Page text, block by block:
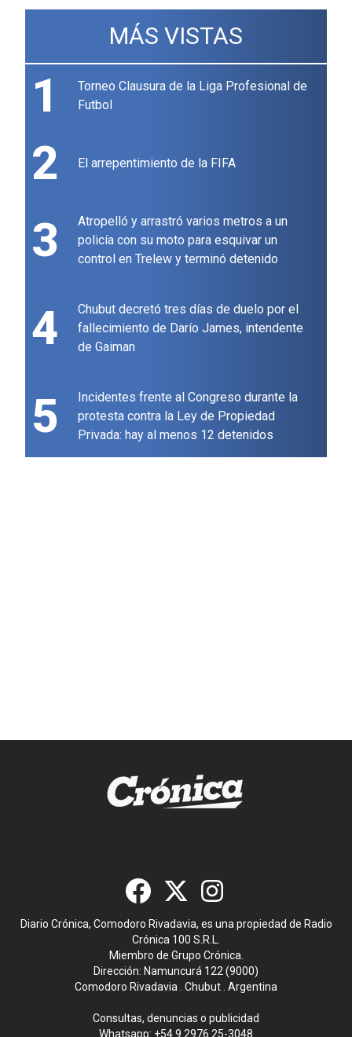
MÁS VISTAS
1
Torneo Clausura de la Liga Profesional de
Futbol
2 El arrepentimiento de la FIFA
3
Atropelló y arrastró varios metros a un
policía con su moto para esquivar un
control en Trelew y terminó detenido
4
Chubut decretó tres días de duelo por el
fallecimiento de Darío James, intendente
de Gaiman
5
Incidentes frente al Congreso durante la
protesta contra la Ley de Propiedad
Privada: hay al menos 12 detenidos
Diario Crónica, Comodoro Rivadavia, es una propiedad de Radio
Crónica 100 S.R.L.
Miembro de Grupo Crónica.
Dirección: Namuncurá 122 (9000)
Comodoro Rivadavia . Chubut . Argentina
Consultas, denuncias o publicidad
Whatsapp: +54 9 2976 25-3048